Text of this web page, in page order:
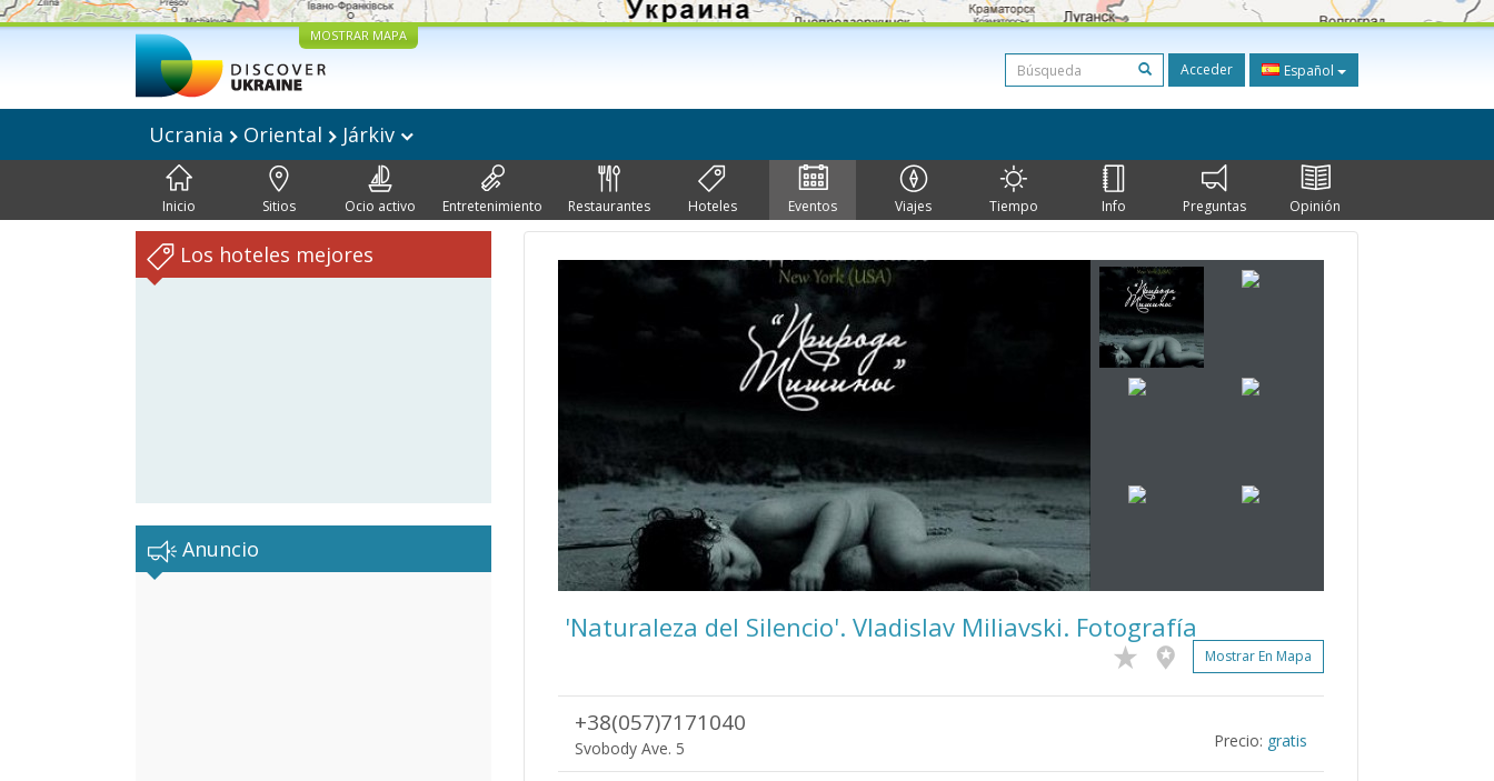
MOSTRAR MAPA
Acceder Español
Ucrania Oriental Járkiv
Inicio Sitios Ocio activo Entretenimiento Restaurantes Hoteles Eventos Viajes Tiempo Info Preguntas Opinión
Los hoteles mejores
Anuncio
'Naturaleza del Silencio'. Vladislav Miliavski. Fotografía
Mostrar En Mapa
+38(057)7171040
Svobody Ave. 5 Precio: gratis